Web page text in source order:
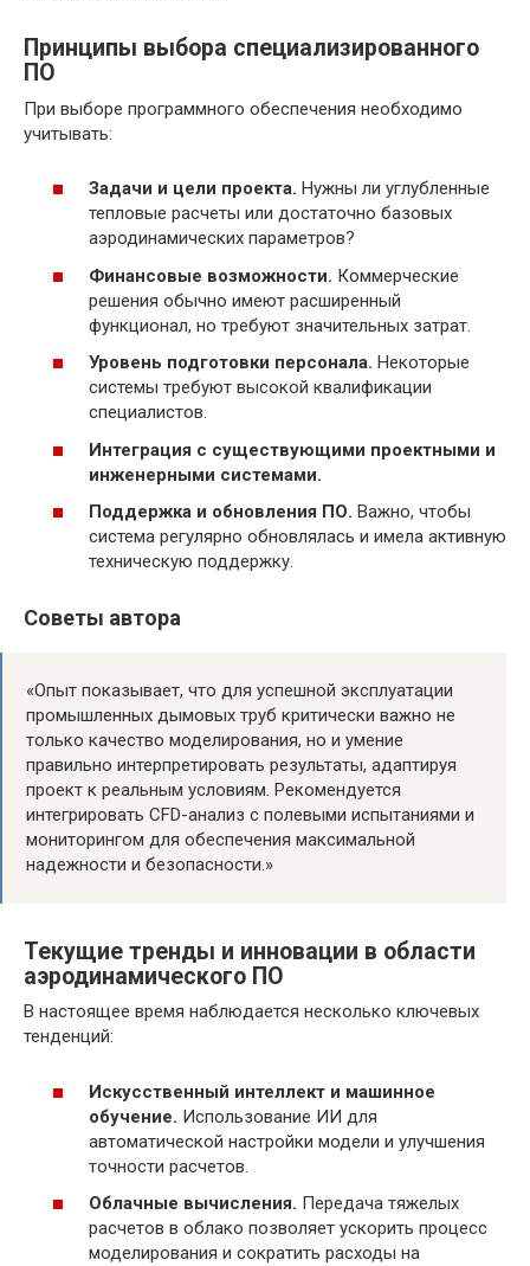
Принципы выбора специализированного
ПО
При выборе программного обеспечения необходимо
учитывать:
Задачи и цели проекта. Нужны ли углубленные
тепловые расчеты или достаточно базовых
аэродинамических параметров?
Финансовые возможности. Коммерческие
решения обычно имеют расширенный
функционал, но требуют значительных затрат.
Уровень подготовки персонала. Некоторые
системы требуют высокой квалификации
специалистов.
Интеграция с существующими проектными и
инженерными системами.
Поддержка и обновления ПО. Важно, чтобы
система регулярно обновлялась и имела активную
техническую поддержку.
Советы автора
«Опыт показывает, что для успешной эксплуатации
промышленных дымовых труб критически важно не
только качество моделирования, но и умение
правильно интерпретировать результаты, адаптируя
проект к реальным условиям. Рекомендуется
интегрировать CFD-анализ с полевыми испытаниями и
мониторингом для обеспечения максимальной
надежности и безопасности.»
Текущие тренды и инновации в области
аэродинамического ПО
В настоящее время наблюдается несколько ключевых
тенденций:
Искусственный интеллект и машинное
обучение. Использование ИИ для
автоматической настройки модели и улучшения
точности расчетов.
Облачные вычисления. Передача тяжелых
расчетов в облако позволяет ускорить процесс
моделирования и сократить расходы на